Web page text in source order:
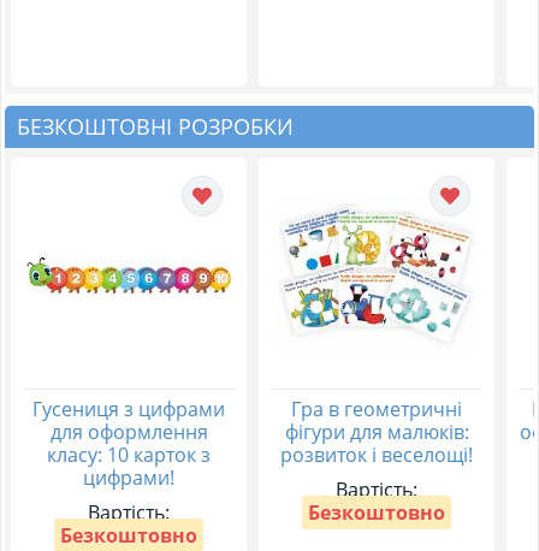
БЕЗКОШТОВНІ РОЗРОБКИ
Гусениця з цифрами
для оформлення
класу: 10 карток з
цифрами!
Вартість:
Безкоштовно
Гра в геометричні
фігури для малюків:
розвиток і веселощі!
Вартість:
Безкоштовно